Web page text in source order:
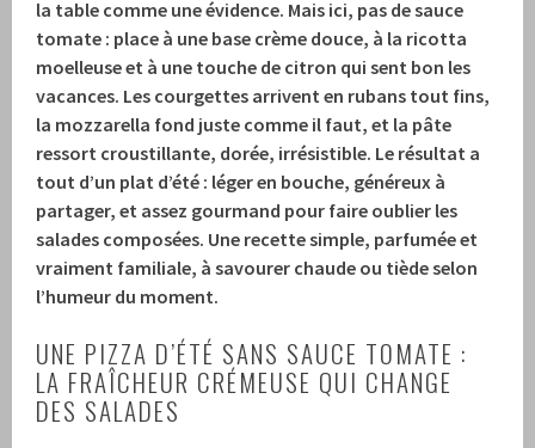
la table comme une évidence. Mais ici, pas de sauce
tomate : place à une base crème douce, à la ricotta
moelleuse et à une touche de citron qui sent bon les
vacances. Les courgettes arrivent en rubans tout fins,
la mozzarella fond juste comme il faut, et la pâte
ressort croustillante, dorée, irrésistible. Le résultat a
tout d’un plat d’été : léger en bouche, généreux à
partager, et assez gourmand pour faire oublier les
salades composées. Une recette simple, parfumée et
vraiment familiale, à savourer chaude ou tiède selon
l’humeur du moment.
UNE PIZZA D’ÉTÉ SANS SAUCE TOMATE :
LA FRAÎCHEUR CRÉMEUSE QUI CHANGE
DES SALADES